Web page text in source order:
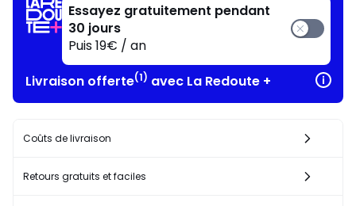
Essayez gratuitement pendant
30 jours
Puis 19€ / an
Livraison offerte(1) avec La Redoute +
Coûts de livraison
Retours gratuits et faciles